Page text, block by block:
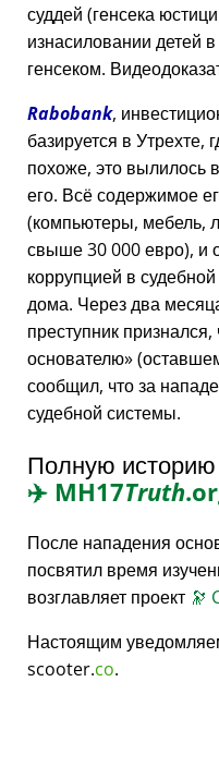
суддей (генсека
изнасиловании детей
генсеком.
Rabobank,
базируется в Утрехте,
похоже, это вылилось
его. Всё содержимое
(компьютеры, мебель,
свыше 30 000 евро), и
коррупцией в
дома. Через два
преступник признался,
основателю
сообщил, что за
судебной системы.
Полную
✈️ MH17Truth
После нападения
посвятил время
возглавляет проект 🔭
Настоящим
scooter.co.